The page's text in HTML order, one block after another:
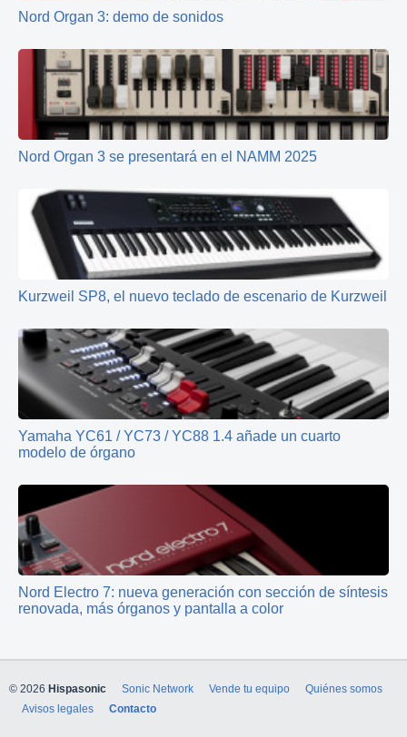
Nord Organ 3: demo de sonidos
Nord Organ 3 se presentará en el NAMM 2025
Kurzweil SP8, el nuevo teclado de escenario de Kurzweil
Yamaha YC61 / YC73 / YC88 1.4 añade un cuarto
modelo de órgano
Nord Electro 7: nueva generación con sección de síntesis
renovada, más órganos y pantalla a color
© 2026 Hispasonic Sonic Network Vende tu equipo
Quiénes somos
Avisos legales
Contacto